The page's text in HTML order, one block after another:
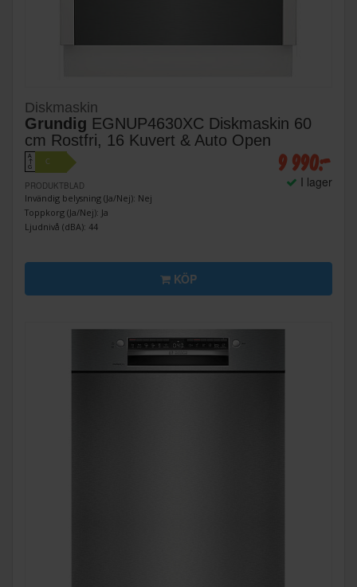
Diskmaskin
Grundig EGNUP4630XC Diskmaskin 60
cm Rostfri, 16 Kuvert & Auto Open
A
↑
G
C
PRODUKTBLAD
Invändig belysning (Ja/Nej): Nej
Toppkorg (Ja/Nej): Ja
Ljudnivå (dBA): 44
9 990:-
I lager
KÖP